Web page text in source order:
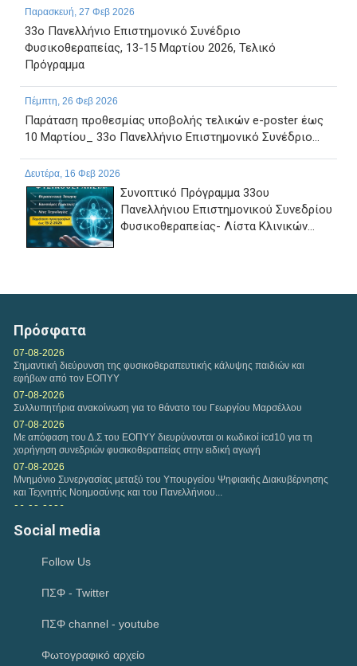
Παρασκευή, 27 Φεβ 2026
33ο Πανελλήνιο Επιστημονικό Συνέδριο
Φυσικοθεραπείας, 13-15 Μαρτίου 2026, Τελικό
Πρόγραμμα
Πέμπτη, 26 Φεβ 2026
Παράταση προθεσμίας υποβολής τελικών e-poster έως
10 Μαρτίου_ 33ο Πανελλήνιο Επιστημονικό Συνέδριο...
Δευτέρα, 16 Φεβ 2026
Συνοπτικό Πρόγραμμα 33ου
Πανελλήνιου Επιστημονικού Συνεδρίου
Φυσικοθεραπείας- Λίστα Κλινικών...
Αναφορικά με τη διαδικασία υποβολών Ευρωπαίων
Τετάρτη, 04 Φεβ 2026
Η εταιρεία της VODAFONE προσφέρει στα μέλη του
Πανελλήνιου Συλλόγου Φυσικοθεραπευτών Σ.Φ. ειδική...
Δευτέρα, 02 Φεβ 2026
Πρόταση συνεργασίας Π.Σ.Φ. και ΚΕΚ ΓΣΕΒΕΕ-ΚΔΒΜ στο
πλαίσιο παροχής προγραμμάτων επιμόρφωσης για...
Παρασκευή, 30 Ιαν 2026
Ευρωπαϊκό Συνέδριο HEPA 2026 έχει ξεκινήσει. HEPA...
Πρόσφατα
07-08-2026
Σημαντική διεύρυνση της φυσικοθεραπευτικής κάλυψης παιδιών και
εφήβων από τον ΕΟΠΥΥ
07-08-2026
Συλλυπητήρια ανακοίνωση για το θάνατο του Γεωργίου Μαρσέλλου
07-08-2026
Με απόφαση του Δ.Σ του ΕΟΠΥΥ διευρύνονται οι κωδικοί icd10 για τη
χορήγηση συνεδριών φυσικοθεραπείας στην ειδική αγωγή
07-08-2026
Μνημόνιο Συνεργασίας μεταξύ του Υπουργείου Ψηφιακής Διακυβέρνησης
και Τεχνητής Νοημοσύνης και του Πανελλήνιου...
06-08-2026
Ανώτατης Εκπαίδευσης Νίκο Παπαϊωάννου
Ιούλιος 2026-Μηνιαία Ανασκόπηση
Ικανοποίηση του Π.Σ.Φ για το Ν. 5322/2026 που αφορά την πρώιμη
02-08-2026
Social media
Follow Us
ΠΣΦ - Twitter
ΠΣΦ channel - youtube
Φωτογραφικό αρχείο